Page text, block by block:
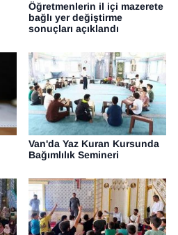
Öğretmenlerin il içi mazerete
bağlı yer değiştirme
sonuçları açıklandı
Van'da Yaz Kuran Kursunda
Bağımlılık Semineri